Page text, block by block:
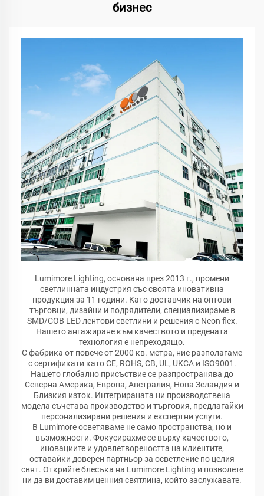
бизнес
Lumimore Lighting, основана през 2013 г., промени
светлинната индустрия със своята иновативна
продукция за 11 години. Като доставчик на оптови
търговци, дизайни и подрядители, специализираме в
SMD/COB LED лентови светлини и решения с Neon flex.
Нашето ангажиране към качеството и предената
технология е непреходящо.
С фабрика от повече от 2000 кв. метра, ние разполагаме
с сертификати като CE, ROHS, CB, UL, UKCA и ISO9001.
Нашето глобално присъствие се разпространява до
Северна Америка, Европа, Австралия, Нова Зеландия и
Близкия изток. Интегрираната ни производствена
модела съчетава производство и търговия, предлагайки
персонализирани решения и експертни услуги.
В Lumimore осветяваме не само пространства, но и
възможности. Фокусирахме се върху качеството,
иновациите и удовлетвореността на клиентите,
оставайки доверен партньор за осветление по целия
свят. Открийте блесъка на Lumimore Lighting и позволете
ни да ви доставим ценния святлина, който заслужавате.